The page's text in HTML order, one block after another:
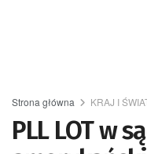
Strona główna KRAJ I
PLL LOT w